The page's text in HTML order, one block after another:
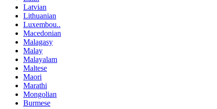
Latvian
Lithuanian
Luxembou..
Macedonian
Malagasy
Malay
Malayalam
Maltese
Maori
Marathi
Mongolian
Burmese